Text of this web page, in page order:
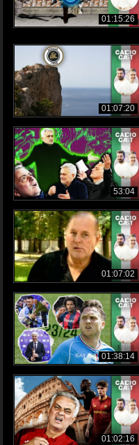
01:15:26
01:07:20
53:04
01:07:02
01:38:14
01:02:16